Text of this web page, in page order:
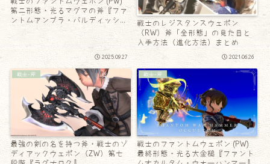
第二形態・光るマグマの斧『ファ
ントムアンブラ・バルディッシ
2025.09.27
戦士のレジスタンスウェポン
（RW）斧「全形態」の見た目と
入手方法（進化方法）まとめ
2021.06.26
戦士-斧
最強の剣の名を持つ斧・戦士のゾ
ディアックウェポン（ZW）第七
戦士-斧
戦士のファントムウェポン (PW)
最終形態・光る大金槌『ファント